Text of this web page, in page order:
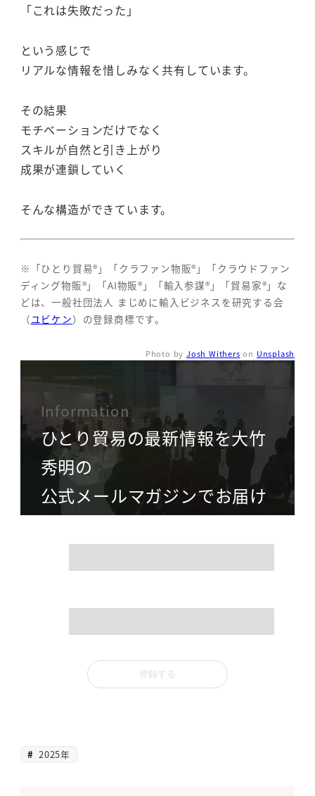
「これは失敗だった」
という感じで
リアルな情報を惜しみなく共有しています。
その結果
モチベーションだけでなく
スキルが自然と引き上がり
成果が連鎖していく
そんな構造ができています。
※「ひとり貿易®」「クラファン物販®」「クラウドファン
ディング物販®」「AI物販®」「輸入参謀®」「貿易家®」な
どは、一般社団法人 まじめに輸入ビジネスを研究する会
（ユビケン）の登録商標です。
Photo by Josh Withers on Unsplash
Information
ひとり貿易の最新情報を大竹
秀明の
公式メールマガジンでお届け
2025年